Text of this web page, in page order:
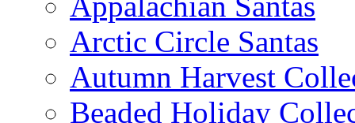
Arctic Circle Santas
Autumn Harvest
Beaded Holiday